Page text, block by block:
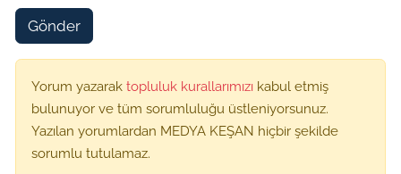
Gönder
Yorum yazarak topluluk kurallarımızı kabul etmiş
bulunuyor ve tüm sorumluluğu üstleniyorsunuz.
Yazılan yorumlardan MEDYA KEŞAN hiçbir şekilde
sorumlu tutulamaz.